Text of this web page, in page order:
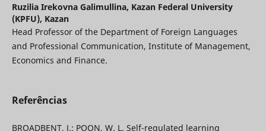
Ruzilia Irekovna Galimullina, Kazan Federal University
(KPFU), Kazan
Head Professor of the Department of Foreign Languages
and Professional Communication, Institute of Management,
Economics and Finance.
Referências
BROADBENT, J.; POON, W. L. Self-regulated learning